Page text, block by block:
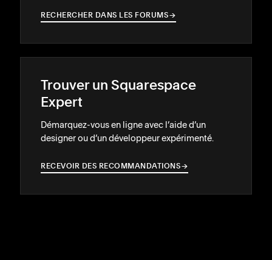
RECHERCHER DANS LES FORUMS→
→
Trouver un Squarespace
Expert
Démarquez-vous en ligne avec l’aide d’un
designer ou d’un développeur expérimenté.
RECEVOIR DES RECOMMANDATIONS→
→